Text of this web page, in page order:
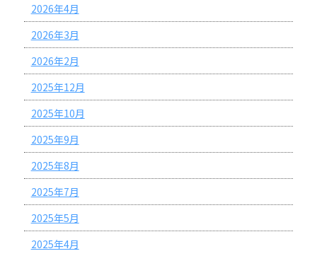
2026年4月
2026年3月
2026年2月
2025年12月
2025年10月
2025年9月
2025年8月
2025年7月
2025年5月
2025年4月